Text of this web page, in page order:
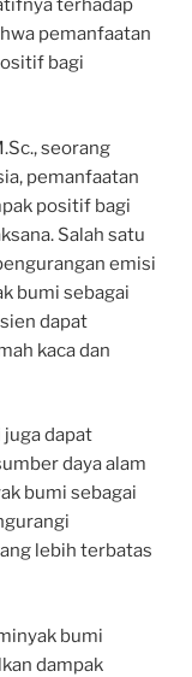
terhadap
pemanfaatan
bagi
seorang
pemanfaatan
positif bagi
Salah satu
emisi
bumi sebagai
dapat
kaca dan
dapat
daya alam
bumi sebagai
lebih terbatas
bumi
dampak